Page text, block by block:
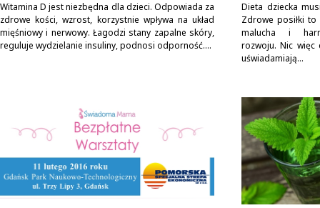
Witamina D jest niezbędna dla dzieci. Odpowiada za
zdrowe kości, wzrost, korzystnie wpływa na układ
mięśniowy i nerwowy. Łagodzi stany zapalne skóry,
reguluje wydzielanie insuliny, podnosi odporność....
Dieta dziecka
Zdrowe posiłki
malucha i
rozwoju. Nic więc
uświadamiają...